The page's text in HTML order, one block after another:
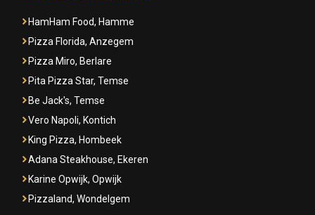
HamHam Food, Hamme
Pizza Florida, Anzegem
Pizza Miro, Berlare
Pita Pizza Star, Temse
Be Jack's, Temse
Vero Napoli, Kontich
King Pizza, Hombeek
Adana Steakhouse, Ekeren
Karine Opwijk, Opwijk
Pizzaland, Wondelgem